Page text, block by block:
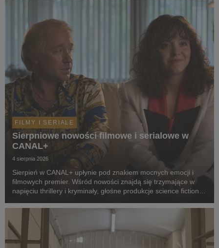
FILMY I SERIALE
Sierpniowe nowości filmowe i serialowe w
CANAL+
4 sierpnia 2026
Sierpień w CANAL+ upłynie pod znakiem mocnych emocji i
filmowych premier. Wśród nowości znajdą się trzymające w
napięciu thrillery i kryminały, głośne produkcje science fiction,
Widzowie zobaczą m.in. serial „Skażeni...